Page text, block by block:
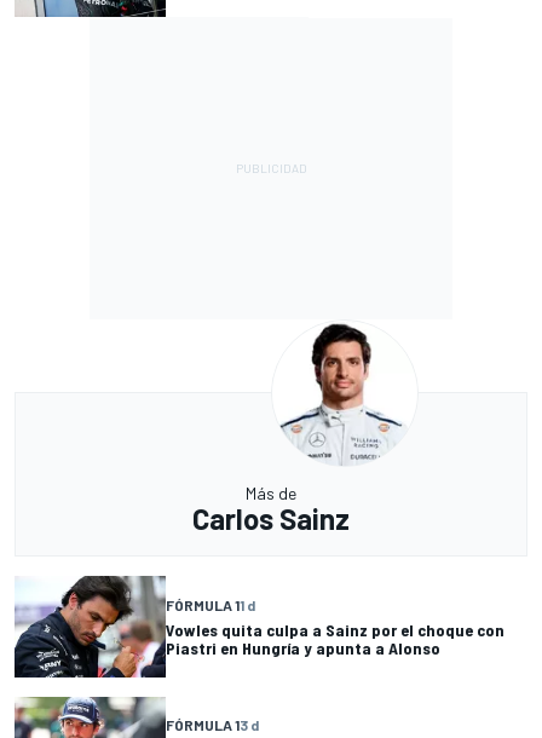
Más de
Carlos Sainz
FÓRMULA 11 d
Vowles quita culpa a Sainz por el choque con
Piastri en Hungría y apunta a Alonso
FÓRMULA 13 d